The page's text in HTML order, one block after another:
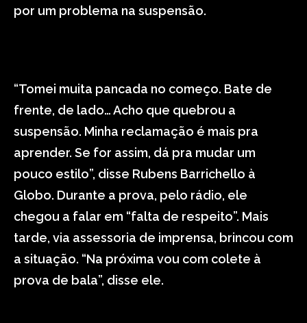
por um problema na suspensão.
“Tomei muita pancada no começo. Bate de
frente, de lado… Acho que quebrou a
suspensão. Minha reclamação é mais pra
aprender. Se for assim, dá pra mudar um
pouco estilo”, disse Rubens Barrichello à
Globo. Durante a prova, pelo rádio, ele
chegou a falar em “falta de respeito”. Mais
tarde, via assessoria de imprensa, brincou com
a situação. “Na próxima vou com colete à
prova de bala”, disse ele.